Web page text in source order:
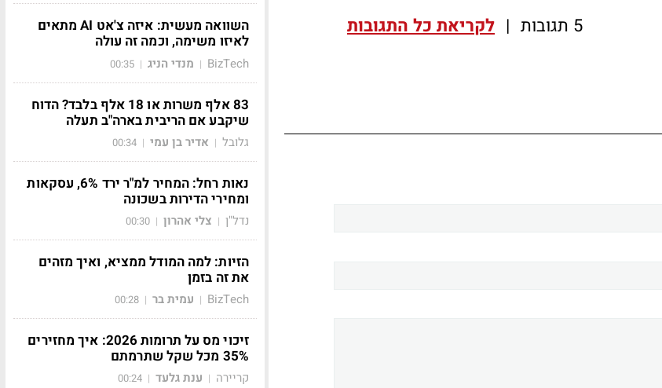
5 תגובות | לקריאת כל התגובות
השוואה מעשית: איזה צ'אט AI מתאים
לאיזו משימה, וכמה זה עולה
BizTech
| מנדי הניג |
00:35
83 אלף משרות או 18 אלף בלבד? הדוח
שיקבע אם הריבית בארה"ב תעלה
גלובל | אדיר בן עמי |
00:34
נאות רחל: המחיר למ"ר ירד 6%, עסקאות
ומחירי הדירות בשכונה
נדל"ן | צלי אהרון |
00:30
הזיות: למה המודל ממציא, ואיך מזהים
את זה בזמן
BizTech
| עמית בר |
00:28
זיכוי מס על תרומות 2026: איך מחזירים
35% מכל שקל שתרמתם
קריירה | ענת גלעד |
00:24